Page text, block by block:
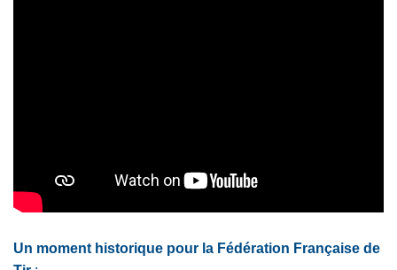
Un moment historique pour la Fédération Française de